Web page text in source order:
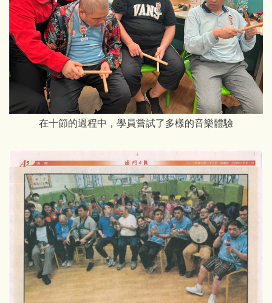
在十節的過程中，學員嘗試了多樣的音樂體驗